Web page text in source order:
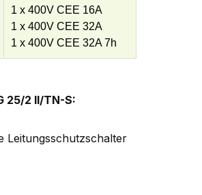
1 x 400V CEE 16A
1 x 400V CEE 32A
1 x 400V CEE 32A 7h
25/2 II/TN-S:
Leitungsschutzschalter